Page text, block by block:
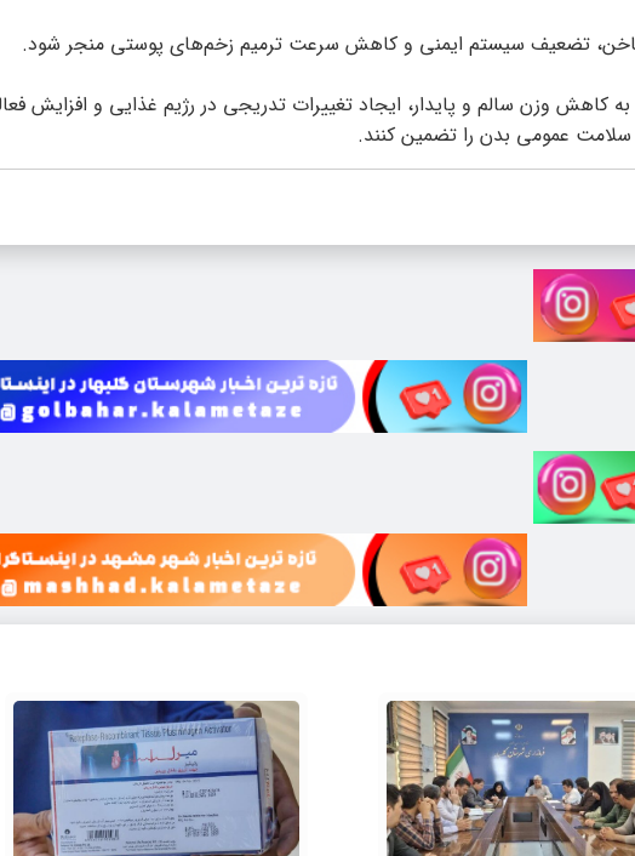
تضعیف سیستم ایمنی و کاهش سرعت ترمیم زخم‌های پوستی منجر شود.
کاهش وزن سالم و پایدار، ایجاد تغییرات تدریجی در رژیم غذایی و افزایش
عمومی بدن را تضمین کنند.